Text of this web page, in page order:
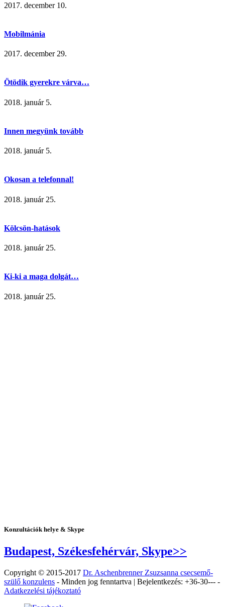
2017. december 10.
Mobilmánia
2017. december 29.
Ötödik gyerekre várva…
2018. január 5.
Innen megyünk tovább
2018. január 5.
Okosan a telefonnal!
2018. január 25.
Kölcsön-hatások
2018. január 25.
Ki-ki a maga dolgát…
2018. január 25.
Konzultációk helye & Skype
Budapest, Székesfehérvár, Skype>>
Copyright © 2015-2017 Dr. Aschenbrenner Zsuzsanna csecsemő-
szülő konzulens - Minden jog fenntartva | Bejelentkezés: +36‐30‐-- -
Adatkezelési tájékoztató